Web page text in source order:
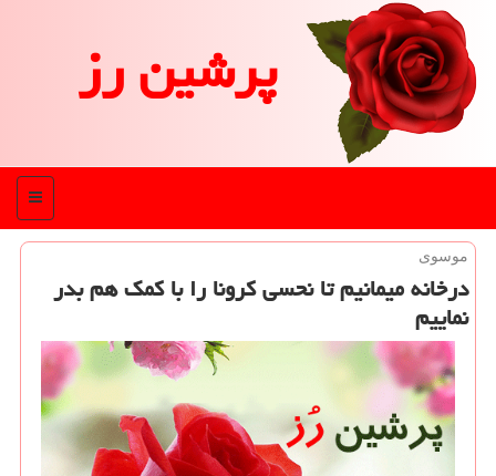
پرشین رز
منو
موسوی
درخانه میمانیم تا نحسی ‎كرونا را با كمك هم بدر
نماییم